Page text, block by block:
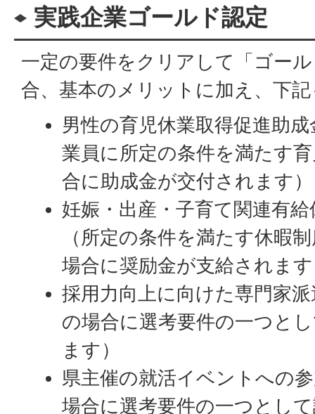
実践企業ゴールド認定
一定の要件をクリアして「ゴー
合、基本のメリットに加え、下
男性の育児休業取得促進助
業員に所定の条件を満たす
合に助成金が交付されます）
妊娠・出産・子育て関連有
（所定の条件を満たす休暇
場合に奨励金が支給されま
採用力向上に向けた専門家
の場合に選考要件の一つと
ます）
県主催の就活イベントへの
場合に選考要件の一つとし